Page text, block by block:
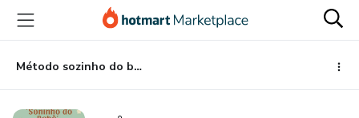
para
conteúdo
principal
para
pagamento
para
rodapé
Método sozinho do bebê